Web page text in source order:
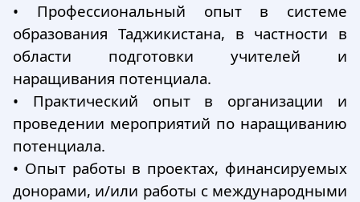
•
Профессиональный опыт в системе
образования Таджикистана, в частности в
области подготовки учителей и
наращивания потенциала.
•
Практический опыт в организации и
проведении мероприятий по наращиванию
потенциала.
• Опыт работы в проектах, финансируемых
донорами, и/или работы с международными